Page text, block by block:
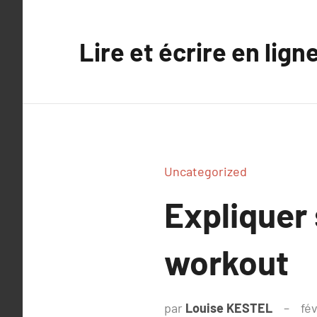
Lire et écrire en
Uncategorized
workout
par Louise KESTEL